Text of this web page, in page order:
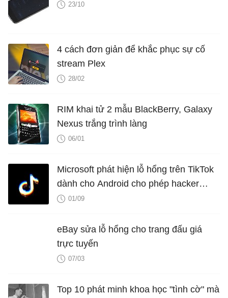
23/10
4 cách đơn giản để khắc phục sự cố
stream Plex
28/02
RIM khai tử 2 mẫu BlackBerry, Galaxy
Nexus trắng trình làng
06/01
Microsoft phát hiện lỗ hổng trên TikTok
dành cho Android cho phép hacker
chiếm đoạt tài khoản
01/09
eBay sửa lỗ hổng cho trang đấu giá
trực tuyến
07/03
Top 10 phát minh khoa học "tình cờ" mà